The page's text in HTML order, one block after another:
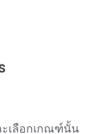
เลือกเกณฑ์นั้น